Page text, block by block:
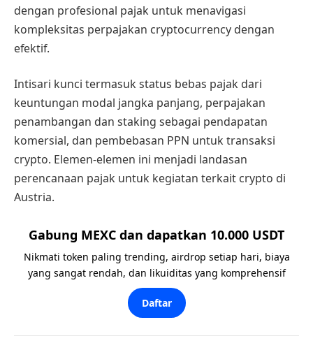
dengan profesional pajak untuk menavigasi
kompleksitas perpajakan cryptocurrency dengan
efektif.
Intisari kunci termasuk status bebas pajak dari
keuntungan modal jangka panjang, perpajakan
penambangan dan staking sebagai pendapatan
komersial, dan pembebasan PPN untuk transaksi
crypto. Elemen-elemen ini menjadi landasan
perencanaan pajak untuk kegiatan terkait crypto di
Austria.
Gabung MEXC dan dapatkan 10.000 USDT
Nikmati token paling trending, airdrop setiap hari, biaya
yang sangat rendah, dan likuiditas yang komprehensif
Daftar